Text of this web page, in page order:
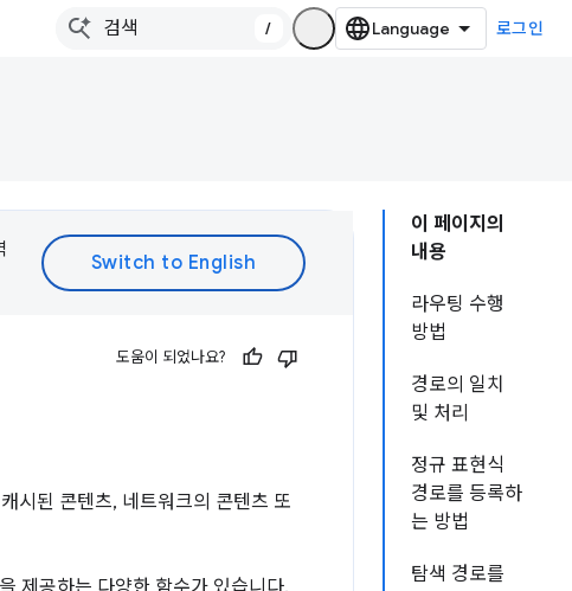
/ 로그인
이 페이지의
내용
라우팅 수행
방법
경로의 일치
및 처리
정규 표현식
경로를 등록하
는 방법
탐색 경로를
도움이 되었나요?
시된 콘텐츠, 네트워크의 콘텐츠 또